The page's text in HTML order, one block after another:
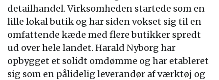
detailhandel. Virksomheden startede som en
lille lokal butik og har siden vokset sig til en
omfattende kæde med flere butikker spredt
ud over hele landet. Harald Nyborg har
opbygget et solidt omdømme og har etableret
sig som en pålidelig leverandør af værktøj og